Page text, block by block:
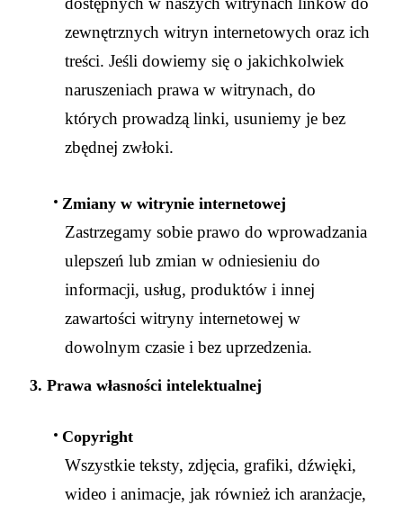
zewnętrznych witryn internetowych oraz ich
treści. Jeśli dowiemy się o jakichkolwiek
naruszeniach prawa w witrynach, do
których prowadzą linki, usuniemy je bez
zbędnej zwłoki.
Zmiany w witrynie internetowej
Zastrzegamy sobie prawo do wprowadzania
ulepszeń lub zmian w odniesieniu do
informacji, usług, produktów i innej
zawartości witryny internetowej w
dowolnym czasie i bez uprzedzenia.
3. Prawa własności intelektualnej
Copyright
Wszystkie teksty, zdjęcia, grafiki, dźwięki,
wideo i animacje, jak również ich aranżacje,